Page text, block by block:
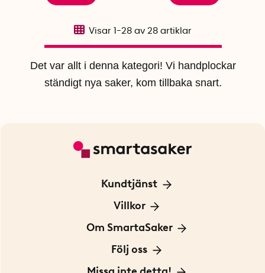
Det var allt i denna kategori! Vi handplockar
ständigt nya saker, kom tillbaka snart.
Visar 1-28 av 28 artiklar
Kundtjänst
Kontakta oss
För Företag
Villkor
Frakt och leverans
Personuppgiftspolicy
Om SmartaSaker
Om oss
Vår historia
Följ oss
Blogg: Smarta tips